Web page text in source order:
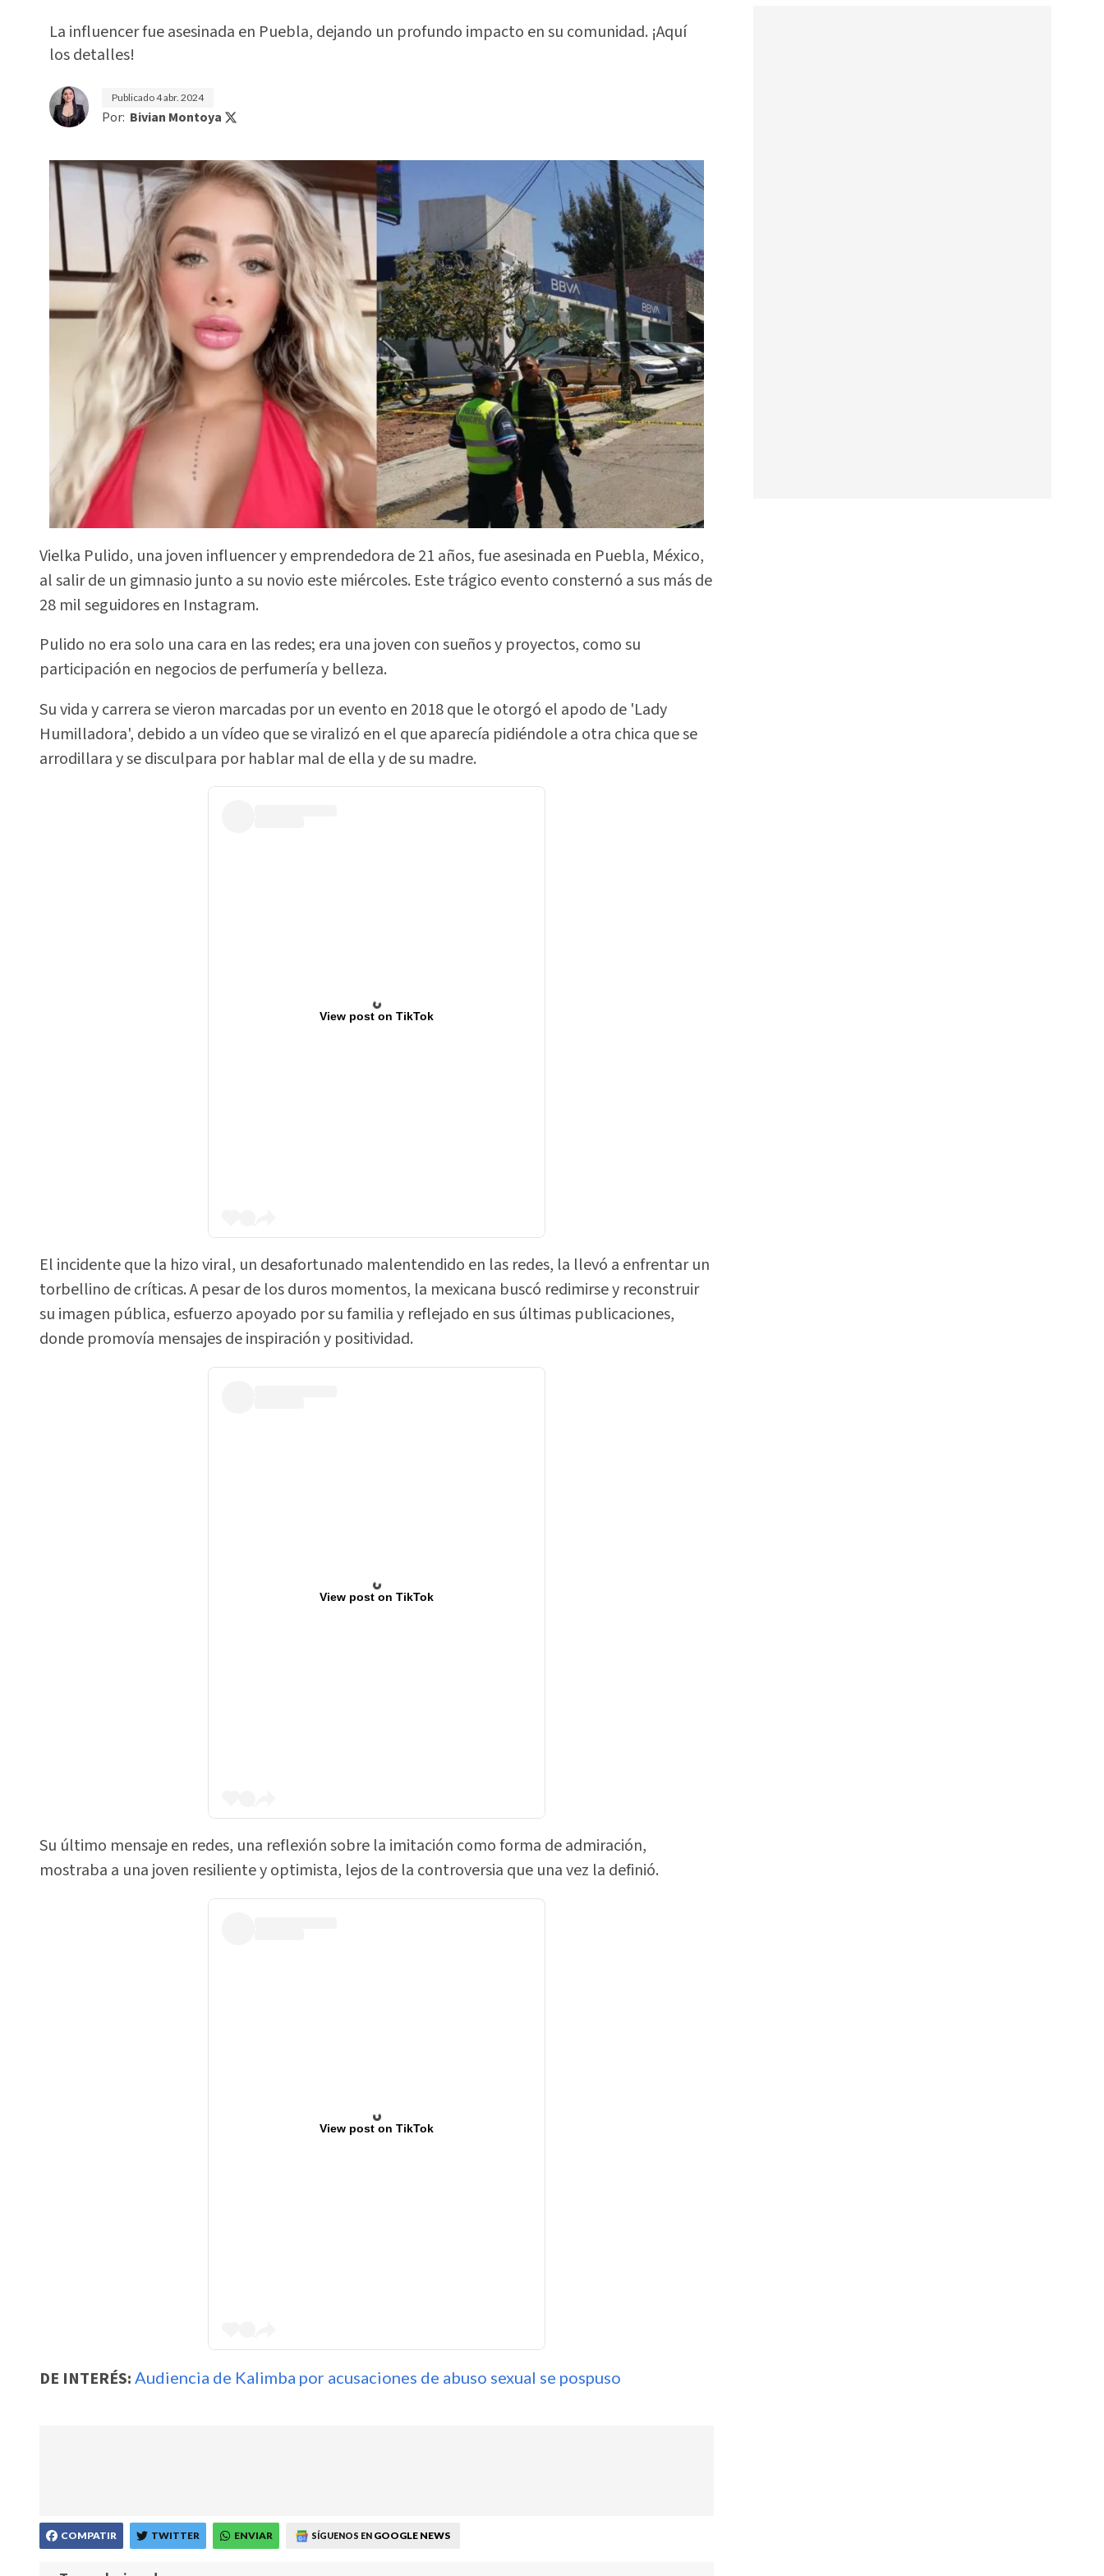
La influencer fue asesinada en Puebla, dejando un profundo impacto en su comunidad. ¡Aquí
los detalles!
Publicado4 abr. 2024
Por: Bivian Montoya
Vielka Pulido, una joven influencer y emprendedora de 21 años, fue asesinada en Puebla, México,
al salir de un gimnasio junto a su novio este miércoles. Este trágico evento consternó a sus más de
28 mil seguidores en Instagram.
Pulido no era solo una cara en las redes; era una joven con sueños y proyectos, como su
participación en negocios de perfumería y belleza.
Su vida y carrera se vieron marcadas por un evento en 2018 que le otorgó el apodo de 'Lady
Humilladora', debido a un vídeo que se viralizó en el que aparecía pidiéndole a otra chica que se
arrodillara y se disculpara por hablar mal de ella y de su madre.
View post on TikTok
El incidente que la hizo viral, un desafortunado malentendido en las redes, la llevó a enfrentar un
torbellino de críticas. A pesar de los duros momentos, la mexicana buscó redimirse y reconstruir
su imagen pública, esfuerzo apoyado por su familia y reflejado en sus últimas publicaciones,
donde promovía mensajes de inspiración y positividad.
View post on TikTok
Su último mensaje en redes, una reflexión sobre la imitación como forma de admiración,
mostraba a una joven resiliente y optimista, lejos de la controversia que una vez la definió.
View post on TikTok
DE INTERÉS: Audiencia de Kalimba por acusaciones de abuso sexual se pospuso
COMPATIR TWITTER ENVIAR SÍGUENOS EN GOOGLE NEWS